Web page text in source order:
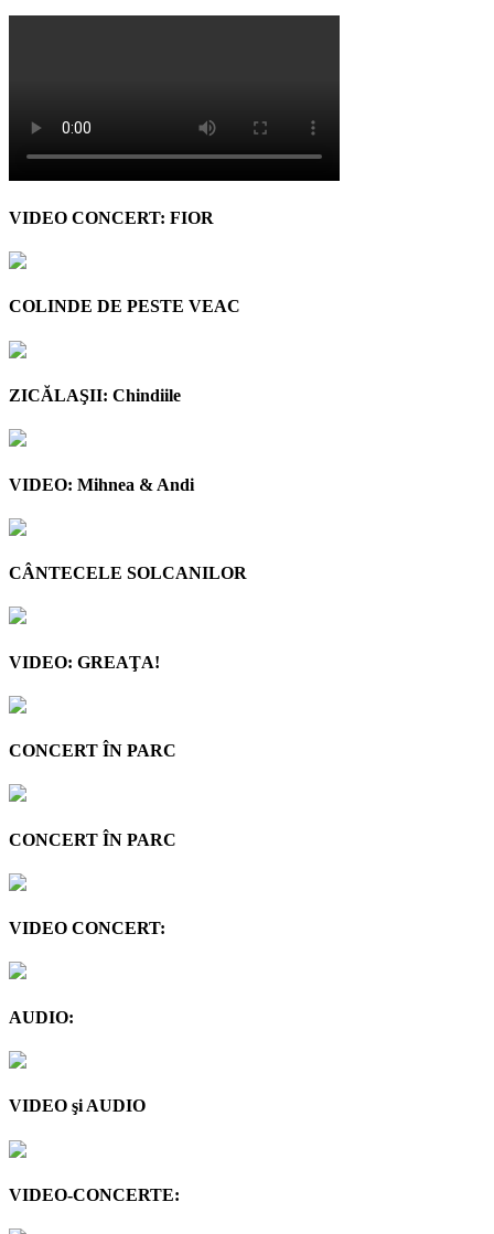
VIDEO CONCERT: FIOR
COLINDE DE PESTE VEAC
ZICĂLAŞII: Chindiile
VIDEO: Mihnea & Andi
CÂNTECELE SOLCANILOR
VIDEO: GREAŢA!
CONCERT ÎN PARC
CONCERT ÎN PARC
VIDEO CONCERT:
AUDIO:
VIDEO şi AUDIO
VIDEO-CONCERTE: